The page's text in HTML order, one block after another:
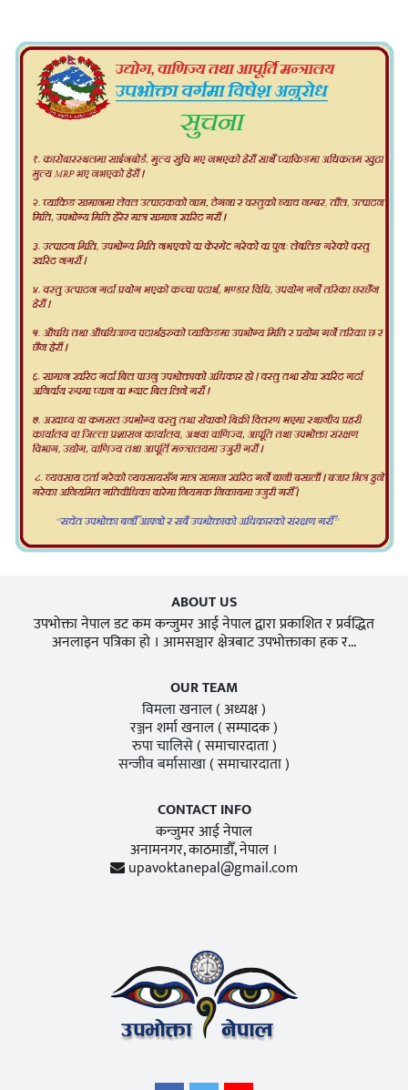
ABOUT US
उपभोक्ता नेपाल डट कम कन्जुमर आई नेपाल द्वारा प्रकाशित र प्रर्वद्धित
अनलाइन पत्रिका हो । आमसञ्चार क्षेत्रबाट उपभोक्ताका हक र...
OUR TEAM
विमला खनाल( अध्यक्ष )
रञ्जन शर्मा खनाल( सम्पादक )
रुपा चालिसे( समाचारदाता )
सन्जीव बर्मासाखा( समाचारदाता )
CONTACT INFO
कन्जुमर आई नेपाल
अनामनगर, काठमाडाैँ, नेपाल ।
upavoktanepal@gmail.com